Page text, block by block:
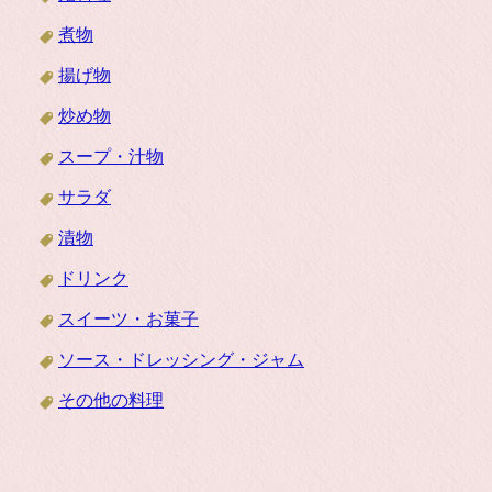
煮物
揚げ物
炒め物
スープ・汁物
サラダ
漬物
ドリンク
スイーツ・お菓子
ソース・ドレッシング・ジャム
その他の料理